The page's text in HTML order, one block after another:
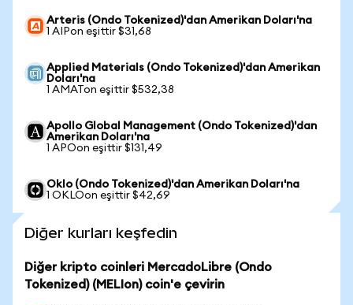
Arteris (Ondo Tokenized)'dan Amerikan Doları'na
1 AIPon eşittir $31,68
Applied Materials (Ondo Tokenized)'dan Amerikan
Doları'na
1 AMATon eşittir $532,38
Apollo Global Management (Ondo Tokenized)'dan
Amerikan Doları'na
1 APOon eşittir $131,49
Oklo (Ondo Tokenized)'dan Amerikan Doları'na
1 OKLOon eşittir $42,69
Diğer kurları keşfedin
Diğer kripto coinleri MercadoLibre (Ondo
Tokenized) (MELIon) coin'e çevirin